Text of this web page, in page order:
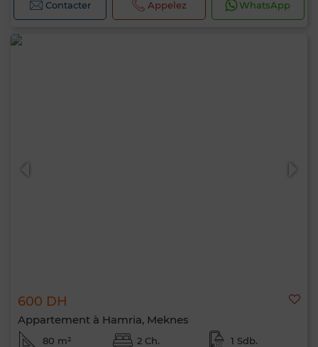
Contacter Appelez WhatsApp
600 DH
Appartement à Hamria, Meknes
80 m² 2 Ch. 1 Sdb.